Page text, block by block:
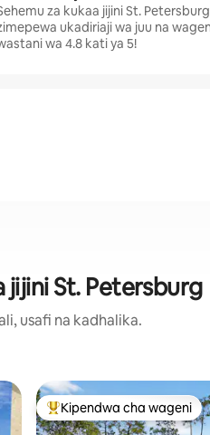
za kukaa jijini St. Petersburg
ukadiriaji wa juu na
wa 4.8 kati ya 5!
jijini St. Petersburg
usafi na kadhalika.
Kipendwa maarufu cha
Kipendwa cha wageni